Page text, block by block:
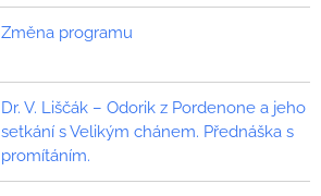
Změna programu
Dr. V. Liščák – Odorik z Pordenone a jeho
setkání s Velikým chánem. Přednáška s
promítáním.